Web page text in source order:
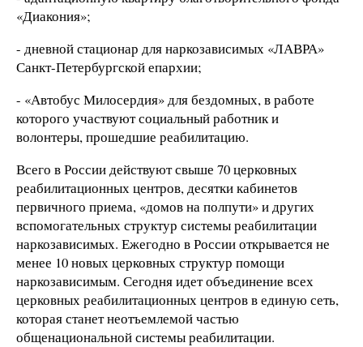
«Диакония»;
- дневной стационар для наркозависимых «ЛАВРА»
Санкт-Петербургской епархии;
- «Автобус Милосердия» для бездомных, в работе
которого участвуют социальный работник и
волонтеры, прошедшие реабилитацию.
Всего в России действуют свыше 70 церковных
реабилитационных центров, десятки кабинетов
первичного приема, «домов на полпути» и других
вспомогательных структур системы реабилитации
наркозависимых. Ежегодно в России открывается не
менее 10 новых церковных структур помощи
наркозависимым. Сегодня идет объединение всех
церковных реабилитационных центров в единую сеть,
которая станет неотъемлемой частью
общенациональной системы реабилитации.